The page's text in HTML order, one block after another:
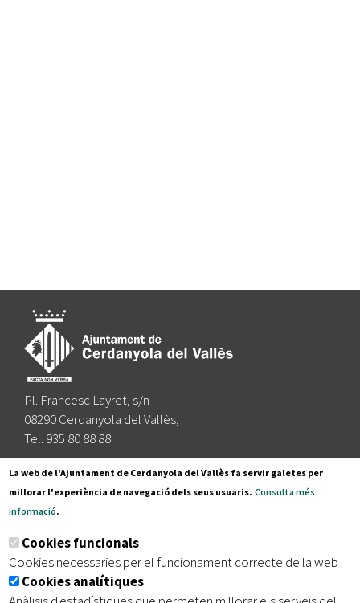
Pl. Francesc Layret, s/n
08290 Cerdanyola del Vallès,
Tel. 935 80 88 88
Segueix-nos a:
Subscriu-te al nostre butlletí
Inici | Avís legal | Protecció de dades
La web de l'Ajuntament de Cerdanyola del Vallès fa servir galetes per
millorar l'experiència de navegació dels seus usuaris. Consulta més
informació.
Cookies funcionals
Cookies necessaries per el funcionament correcte de la web
Cookies analítiques